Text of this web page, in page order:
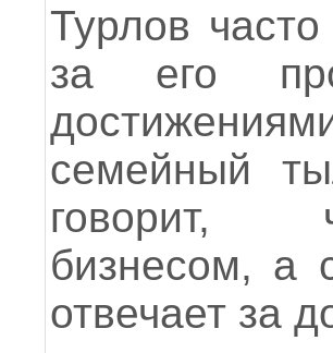
Турлов
за его
семейный
говорит,
бизнесом, а
отвечает за